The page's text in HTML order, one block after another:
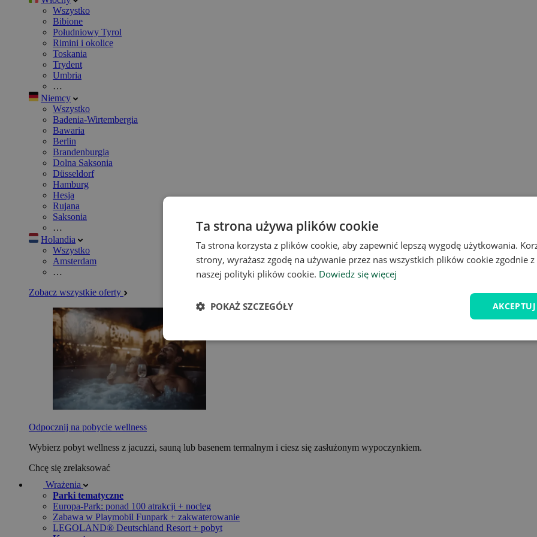
Wszystko
Bibione
Południowy Tyrol
Rimini i okolice
Toskania
Trydent
Umbria
…
Niemcy
Wszystko
Badenia-Wirtembergia
Bawaria
Berlin
Brandenburgia
Dolna Saksonia
Düsseldorf
Hamburg
Hesja
Rujana
Saksonia
…
Holandia
Wszystko
Amsterdam
…
Zobacz wszystkie oferty
Odpocznij na pobycie wellness
Wybierz pobyt wellness z jacuzzi, sauną lub basenem termalnym i ciesz się zasłużonym wypoczynkiem.
Chcę się zrelaksować
Wrażenia
Parki tematyczne
Europa-Park: ponad 100 atrakcji + nocleg
Zabawa w Playmobil Funpark + zakwaterowanie
LEGOLAND® Deutschland Resort + pobyt
Ta strona używa plików cookie
Ta strona korzysta z plików cookie, aby zapewnić lepszą wygodę użytkowania.
strony, wyrażasz zgodę na używanie przez nas wszystkich plików cookie zgodnie
naszej polityki plików cookie. Dowiedz się więcej
POKAŻ SZCZEGÓŁY